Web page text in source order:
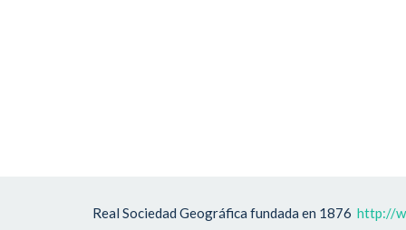
Real Sociedad Geográfica fundada en 1876 http://